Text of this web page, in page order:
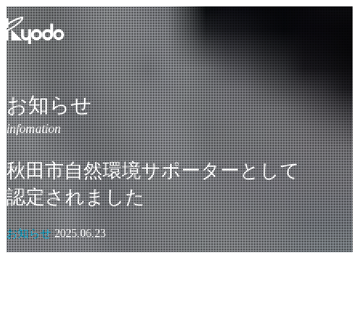
コ
ン
テ
ン
ツ
を
表
示
お知らせ
秋田市自然環境サポーターとして
認定されました
お知らせ 2025.06.23